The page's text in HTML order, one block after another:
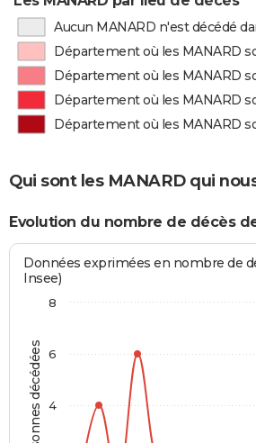
Aucun MANARD n'est décédé
Département où les MANARD
Département où les MANARD
Département où les MANARD
Département où les MANARD
Qui sont les MANARD qui
Evolution du nombre de décès
Personnes décédées
Données exprimées en nombre de
Insee)
4
6
8